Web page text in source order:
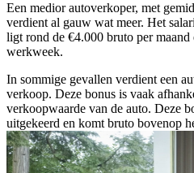
Een medior autoverkoper, met
verdient al gauw wat meer. Het
ligt rond de €4.000 bruto per
werkweek.
In sommige gevallen verdient een
verkoop. Deze bonus is vaak
verkoopwaarde van de auto. Deze
uitgekeerd en komt bruto bovenop